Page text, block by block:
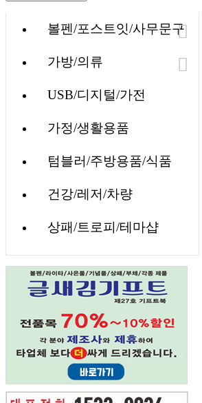
볼펜/포스트잇/사무문구
가방/의류
USB/디지털/가전
가정/생활용품
텀블러/주방용품/식품
건강/레저/차량
상패/트로피/테마샵